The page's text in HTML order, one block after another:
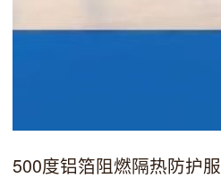
500度铝箔阻燃隔热防护服